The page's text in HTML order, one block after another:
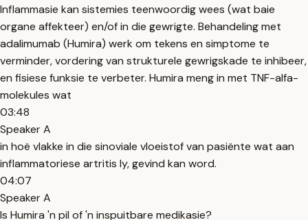
Inflammasie kan sistemies teenwoordig wees (wat baie
organe affekteer) en/of in die gewrigte. Behandeling met
adalimumab (Humira) werk om tekens en simptome te
verminder, vordering van strukturele gewrigskade te inhibeer,
en fisiese funksie te verbeter. Humira meng in met TNF-alfa-
molekules wat
03:48
Speaker A
in hoë vlakke in die sinoviale vloeistof van pasiënte wat aan
inflammatoriese artritis ly, gevind kan word.
04:07
Speaker A
Is Humira 'n pil of 'n inspuitbare medikasie?